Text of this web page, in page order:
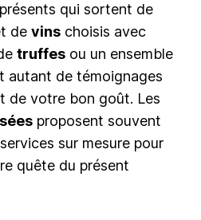
qui sortent de
de vins choisis avec
truffes ou un ensemble
autant de témoignages
de votre bon goût. Les
proposent souvent
sur mesure pour
quête du présent